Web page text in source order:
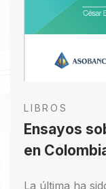
LIBROS
Ensayos
en
La última ha